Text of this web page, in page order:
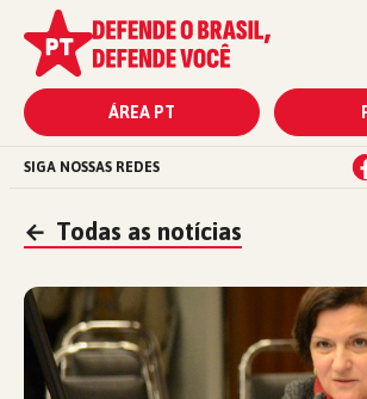
ÁREA PT
SIGA NOSSAS REDES
← Todas as notícias